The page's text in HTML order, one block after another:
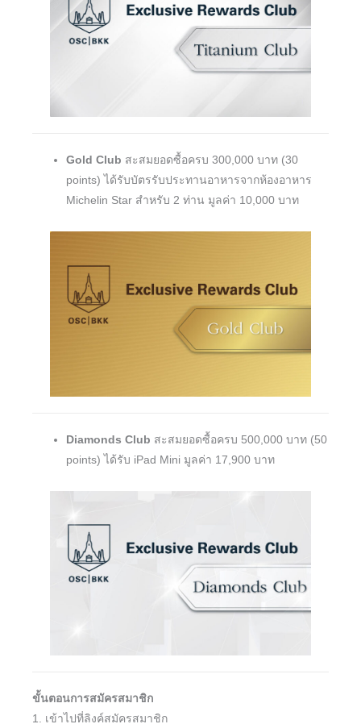
Gold Club สะสมยอดซื้อครบ 300,000 บาท (30
points) ได้รับบัตรรับประทานอาหารจากห้องอาหาร
Michelin Star สำหรับ 2 ท่าน มูลค่า 10,000 บาท
Diamonds Club สะสมยอดซื้อครบ 500,000 บาท (50
points) ได้รับ iPad Mini มูลค่า 17,900 บาท
ขั้นตอนการสมัครสมาชิก
1. เข้าไปที่ลิงค์สมัครสมาชิก